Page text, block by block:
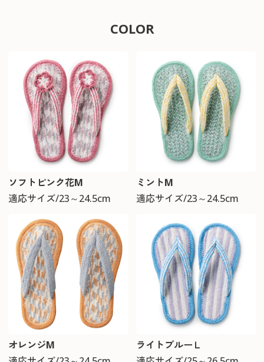
COLOR
ソフトピンク花M
適応サイズ/23～24.5cm
ミントM
適応サイズ/23～24.5cm
オレンジM
ライトブルーＬ